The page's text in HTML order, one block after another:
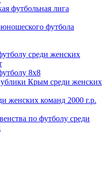
футбольная лига
футбола
среди женских
8х8
Крым среди женских
женских команд 2000 г.р.
по футболу среди